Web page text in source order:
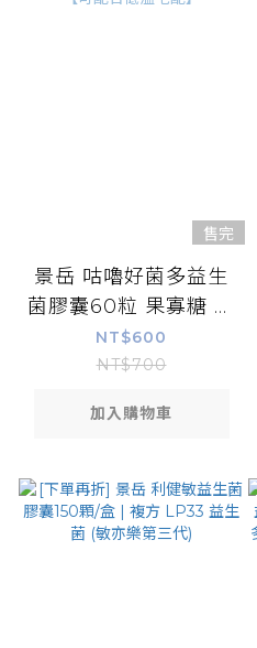
售完
景岳 咕嚕好菌多益生
菌膠囊60粒 果寡糖 膳
食纖維 消化酵素【可
配合低溫宅配】
NT$600
NT$700
加入購物車